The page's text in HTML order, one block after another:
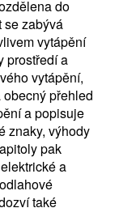
do
se zabývá
vytápění
prostředí a
vytápění,
přehled
a popisuje
znaky, výhody
pak
a
také